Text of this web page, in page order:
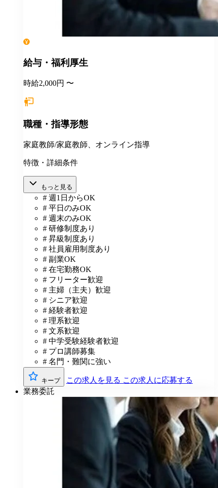
給与・福利厚生
時給2,000円 〜
職種・指導形態
家庭教師/家庭教師、オンライン指導
特徴・詳細条件
もっと見る
# 週1日からOK
# 平日のみOK
# 週末のみOK
# 研修制度あり
# 昇級制度あり
# 社員雇用制度あり
# 副業OK
# 在宅勤務OK
# フリーター歓迎
# 主婦（主夫）歓迎
# シニア歓迎
# 経験者歓迎
# 理系歓迎
# 文系歓迎
# 中学受験経験者歓迎
# プロ講師募集
# 名門・難関に強い
キープ この求人を見る この求人に応募する
業務委託